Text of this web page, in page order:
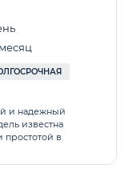
и надежный
известна
простотой в